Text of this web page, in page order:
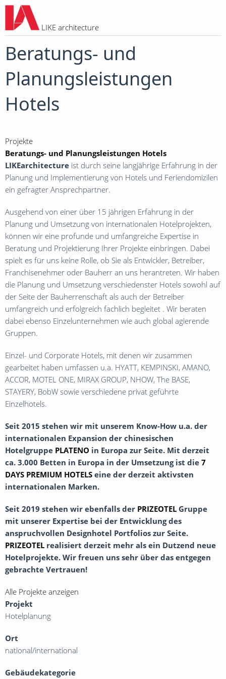
LIKE architecture
Beratungs- und
Planungsleistungen
Hotels
Projekte
Beratungs- und Planungsleistungen Hotels
LIKEarchitectureist durch seine langjährige Erfahrung in der
Planung und Implementierung von Hotels und Feriendomizilen
ein gefragter Ansprechpartner.
Ausgehend von einer über 15 jährigen Erfahrung in der
Planung und Umsetzung von internationalen Hotelprojekten,
können wir eine profunde und umfangreiche Expertise in
Beratung und Projektierung Ihrer Projekte einbringen. Dabei
spielt es für uns keine Rolle, ob Sie als Entwickler, Betreiber,
Franchisenehmer oder Bauherr an uns herantreten. Wir haben
die Planung und Umsetzung verschiedenster Hotels sowohl auf
der Seite der Bauherrenschaft als auch der Betreiber
umfangreich und erfolgreich fachlich begleitet . Wir beraten
dabei ebenso Einzelunternehmen wie auch global agierende
Gruppen.
Einzel- und Corporate Hotels, mit denen wir zusammen
gearbeitet haben umfassen u.a. HYATT, KEMPINSKI, AMANO,
ACCOR, MOTEL ONE, MIRAX GROUP, NHOW, The BASE,
STAYERY, BobW sowie verschiedene privat geführte
Einzelhotels.
Seit 2015 stehen wir mit unserem Know-How u.a. der
internationalen Expansion der chinesischen
Hotelgruppe PLATENO in Europa zur Seite. Mit derzeit
ca. 3.000 Betten in Europa in der Umsetzung ist die 7
DAYS PREMIUM HOTELSeine der derzeit aktivsten
internationalen Marken.
Seit 2019 stehen wir ebenfalls der PRIZEOTELGruppe
mit unserer Expertise bei der Entwicklung des
anspruchvollen Designhotel Portfolios zur Seite.
PRIZEOTELrealisiert derzeit mehr als ein Dutzend neue
Hotelprojekte. Wir freuen uns sehr über das entgegen
gebrachte Vertrauen!
Alle Projekte anzeigen
Projekt
Hotelplanung
Ort
national/international
Gebäudekategorie